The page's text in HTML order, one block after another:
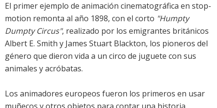
El primer ejemplo de animación cinematográfica en stop-
motion remonta al año 1898, con el corto "Humpty
Dumpty Circus", realizado por los emigrantes británicos
Albert E. Smith y James Stuart Blackton, los pioneros del
género que dieron vida a un circo de juguete con sus
animales y acróbatas.
Los animadores europeos fueron los primeros en usar